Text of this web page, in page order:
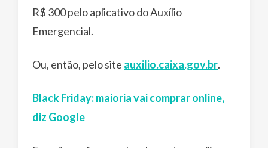
R$ 300 pelo aplicativo do Auxílio
Emergencial.
Ou, então, pelo site auxilio.caixa.gov.br.
Black Friday: maioria vai comprar online,
diz Google